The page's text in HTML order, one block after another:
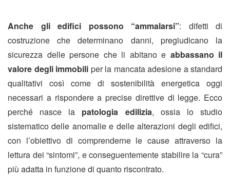
Anche gli edifici possono “ammalarsi”: difetti di
costruzione che determinano danni, pregiudicano la
sicurezza delle persone che li abitano e abbassano il
valore degli immobili per la mancata adesione a standard
qualitativi così come di sostenibilità energetica oggi
necessari a rispondere a precise direttive di legge. Ecco
perché nasce la
patologia edilizia, ossia lo studio
sistematico delle anomalie e delle alterazioni degli edifici,
con l’obiettivo di comprenderne le cause attraverso la
lettura dei “sintomi”, e conseguentemente stabilire la “cura”
più adatta in funzione di quanto riscontrato.